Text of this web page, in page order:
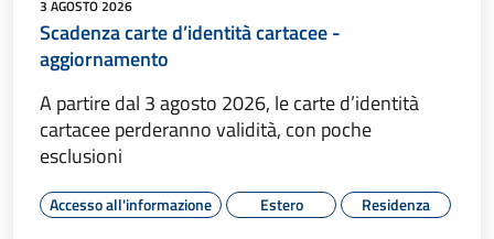
3 AGOSTO 2026
Scadenza carte d’identità cartacee -
aggiornamento
A partire dal 3 agosto 2026, le carte d’identità
cartacee perderanno validità, con poche
esclusioni
Accesso all'informazione Estero Residenza